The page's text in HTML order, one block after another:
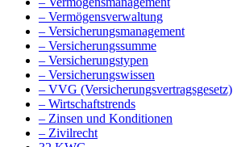
– Vermögensverwaltung
– Versicherungsmanagement
– Versicherungssumme
– Versicherungstypen
– Versicherungswissen
– VVG (Versicherungsvertragsgesetz)
– Wirtschaftstrends
– Zinsen und Konditionen
– Zivilrecht